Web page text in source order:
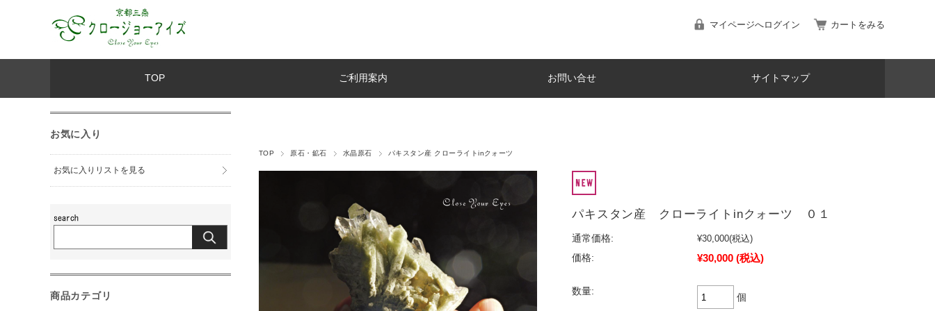
マイページへログイン カートをみる
TOP ご利用案内 お問い合せ サイトマップ
TOP 原石・鉱石 水晶原石 パキスタン産 クローライトinクォーツ
パキスタン産 クローライトinクォーツ ０１
通常価格: ¥30,000(税込)
価格:
¥30,000 (税込)
数量:
個
お気に入り
お気に入りリストを見る
商品カテゴリ